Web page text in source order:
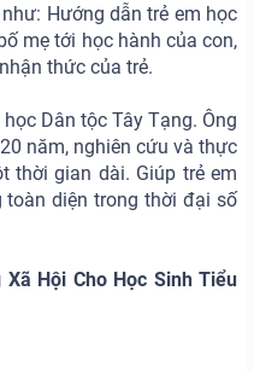
Hướng dẫn trẻ em học
mẹ tới học hành của con,
thức của trẻ.
Dân tộc Tây Tạng. Ông
năm, nghiên cứu và thực
thời gian dài. Giúp trẻ em
toàn diện trong thời đại số
Xã Hội Cho Học Sinh Tiểu